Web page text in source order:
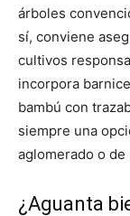
árboles
sí, conviene
cultivos
incorpora
bambú con
siempre una
aglomerado o de
¿Aguanta